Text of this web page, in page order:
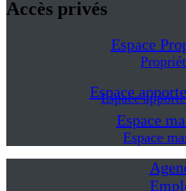
Accès privés
Espace
Espace
Espace
Espace
Espace